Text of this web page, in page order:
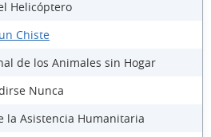
Helicóptero
Chiste
de los Animales sin Hogar
Nunca
la Asistencia Humanitaria